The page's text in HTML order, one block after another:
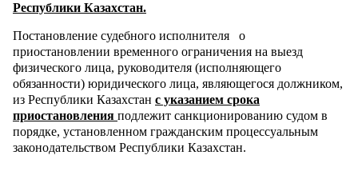
дали инфу, что выехала в РФ. У меня на руках, нет ни
судебное решение третейским судом, где судья по
совместительству еще и параллельно ЧСИ. В общем, я
платить то не отказывался, раз сделали, прошу
прощения, "лохом", но по решению районного суда, мне
поставили ограничение на выезд. Моя работа связана с
командировками в Киргизию и РФ, теперь объяснив
ситуацию руководству дали два месяца на решение
вопроса, либо попросили писать заявление. Сумму
Республики Казахстан.
Постановление судебного исполнителя
о
приостановлении временного ограничения на выезд
физического лица, руководителя (исполняющего
обязанности) юридического лица, являющегося должником,
из Республики Казахстан с указанием срока
приостановления подлежит санкционированию судом в
порядке, установленном гражданским процессуальным
законодательством Республики Казахстан.